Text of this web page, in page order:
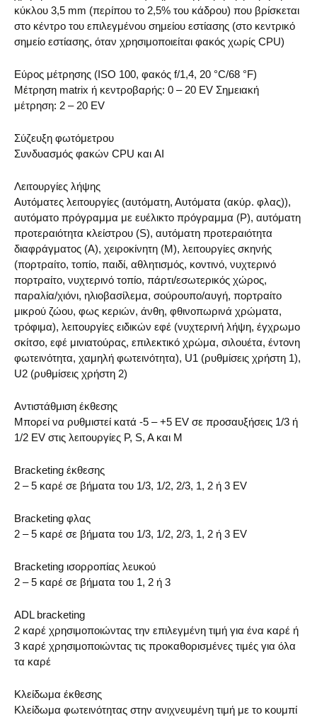
κύκλου 3,5 mm (περίπου το 2,5% του κάδρου) που βρίσκεται
στο κέντρο του επιλεγμένου σημείου εστίασης (στο κεντρικό
σημείο εστίασης, όταν χρησιμοποιείται φακός χωρίς CPU)
Εύρος μέτρησης (ISO 100, φακός f/1,4, 20 °C/68 °F)
Μέτρηση matrix ή κεντροβαρής: 0 – 20 EV Σημειακή
μέτρηση: 2 – 20 EV
Σύζευξη φωτόμετρου
Συνδυασμός φακών CPU και AI
Λειτουργίες λήψης
Αυτόματες λειτουργίες (αυτόματη, Αυτόματα (ακύρ. φλας)),
αυτόματο πρόγραμμα με ευέλικτο πρόγραμμα (P), αυτόματη
προτεραιότητα κλείστρου (S), αυτόματη προτεραιότητα
διαφράγματος (A), χειροκίνητη (M), λειτουργίες σκηνής
(πορτραίτο, τοπίο, παιδί, αθλητισμός, κοντινό, νυχτερινό
πορτραίτο, νυχτερινό τοπίο, πάρτι/εσωτερικός χώρος,
παραλία/χιόνι, ηλιοβασίλεμα, σούρουπο/αυγή, πορτραίτο
μικρού ζώου, φως κεριών, άνθη, φθινοπωρινά χρώματα,
τρόφιμα), λειτουργίες ειδικών εφέ (νυχτερινή λήψη, έγχρωμο
σκίτσο, εφέ μινιατούρας, επιλεκτικό χρώμα, σιλουέτα, έντονη
φωτεινότητα, χαμηλή φωτεινότητα), U1 (ρυθμίσεις χρήστη 1),
U2 (ρυθμίσεις χρήστη 2)
Αντιστάθμιση έκθεσης
Μπορεί να ρυθμιστεί κατά -5 – +5 EV σε προσαυξήσεις 1/3 ή
1/2 EV στις λειτουργίες P, S, A και M
Bracketing έκθεσης
2 – 5 καρέ σε βήματα του 1/3, 1/2, 2/3, 1, 2 ή 3 EV
Bracketing φλας
2 – 5 καρέ σε βήματα του 1/3, 1/2, 2/3, 1, 2 ή 3 EV
Bracketing ισορροπίας λευκού
2 – 5 καρέ σε βήματα του 1, 2 ή 3
ADL bracketing
2 καρέ χρησιμοποιώντας την επιλεγμένη τιμή για ένα καρέ ή
3 καρέ χρησιμοποιώντας τις προκαθορισμένες τιμές για όλα
τα καρέ
Κλείδωμα έκθεσης
Κλείδωμα φωτεινότητας στην ανιχνευμένη τιμή με το κουμπί